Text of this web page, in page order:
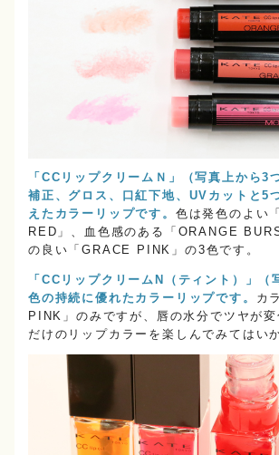
「CCリップクリームＮ」（写真上から3
補正、グロス、口紅下地、UVカットと5
えたカラーリップです。 色は発色のよい
RED」、血色感のある「ORANGE
の良い「GRACE PINK」の3色です。
「CCリップクリームN（ティント）」（
色の持続に優れたカラーリップです。 カ
PINK」のみですが、唇の水分でツヤが
だけのリップカラーを楽しんでみてはい